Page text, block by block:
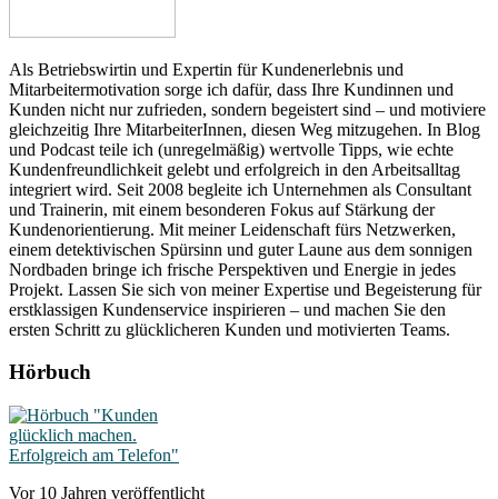
Als Betriebswirtin und Expertin für Kundenerlebnis und
Mitarbeitermotivation sorge ich dafür, dass Ihre Kundinnen und
Kunden nicht nur zufrieden, sondern begeistert sind – und motiviere
gleichzeitig Ihre MitarbeiterInnen, diesen Weg mitzugehen. In Blog
und Podcast teile ich (unregelmäßig) wertvolle Tipps, wie echte
Kundenfreundlichkeit gelebt und erfolgreich in den Arbeitsalltag
integriert wird. Seit 2008 begleite ich Unternehmen als Consultant
und Trainerin, mit einem besonderen Fokus auf Stärkung der
Kundenorientierung. Mit meiner Leidenschaft fürs Netzwerken,
einem detektivischen Spürsinn und guter Laune aus dem sonnigen
Nordbaden bringe ich frische Perspektiven und Energie in jedes
Projekt. Lassen Sie sich von meiner Expertise und Begeisterung für
erstklassigen Kundenservice inspirieren – und machen Sie den
ersten Schritt zu glücklicheren Kunden und motivierten Teams.
Hörbuch
Vor 10 Jahren veröffentlicht